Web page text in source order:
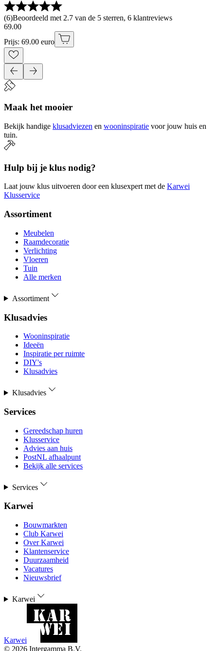
(6)Beoordeeld met 2.7 van de 5 sterren, 6 klantreviews
69.00
Prijs: 69.00 euro
Maak het mooier
Bekijk handige klusadviezen en wooninspiratie voor jouw huis en
tuin.
Hulp bij je klus nodig?
Laat jouw klus uitvoeren door een klusexpert met de Karwei
Klusservice
Assortiment
Meubelen
Raamdecoratie
Verlichting
Vloeren
Tuin
Alle merken
Assortiment
Klusadvies
Wooninspiratie
Ideeën
Inspiratie per ruimte
DIY's
Klusadvies
Klusadvies
Services
Gereedschap huren
Klusservice
Advies aan huis
PostNL afhaalpunt
Bekijk alle services
Services
Karwei
Bouwmarkten
Club Karwei
Over Karwei
Klantenservice
Duurzaamheid
Vacatures
Nieuwsbrief
Karwei
Karwei
© 2026 Intergamma B.V.